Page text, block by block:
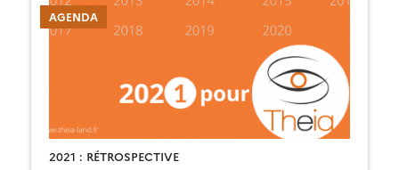
AGENDA
2021 : RÉTROSPECTIVE